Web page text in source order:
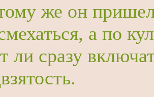
же он пришел
а по
ли сразу